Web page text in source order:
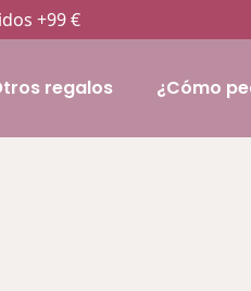
+99 €
regalos ¿Cómo